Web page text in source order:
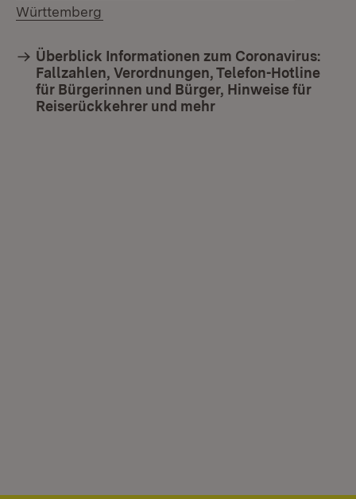
Württemberg
Überblick Informationen zum Coronavirus:
Fallzahlen, Verordnungen, Telefon-Hotline
für Bürgerinnen und Bürger, Hinweise für
Reiserückkehrer und mehr